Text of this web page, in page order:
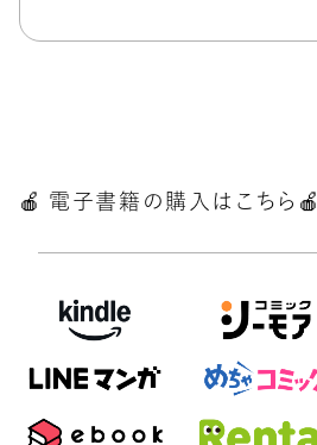
🍎 電子書籍の購入はこちら🍎